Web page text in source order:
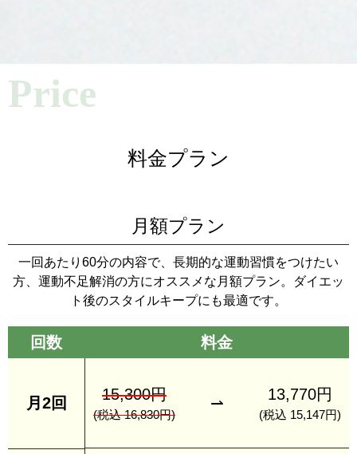
Price
料金プラン
月額プラン
一回あたり60分の内容で、長期的な運動習慣をつけたい
方、運動不足解消の方にオススメな月額プラン。ダイエッ
ト後のスタイルキープにも最適です。
回数 料金
月2回 15,300円
(税込 16,830円)
⇀ 13,770円
(税込 15,147円)